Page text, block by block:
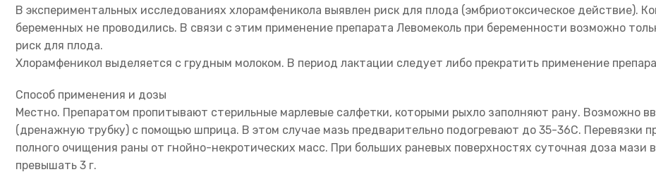
В экспериментальных исследованиях хлорамфеникола выявлен риск для плода (эмбриотоксическое действие).
беременных не проводились. В связи с этим применение препарата Левомеколь при беременности возможно
риск для плода.
Хлорамфеникол выделяется с грудным молоком. В период лактации следует либо прекратить применение
Способ применения и дозы
Местно. Препаратом пропитывают стерильные марлевые салфетки, которыми рыхло заполняют рану. Возможно
(дренажную трубку) с помощью шприца. В этом случае мазь предварительно подогревают до 35-36С. Перевязки
полного очищения раны от гнойно-некротических масс. При больших раневых поверхностях суточная доза мази
превышать 3 г.